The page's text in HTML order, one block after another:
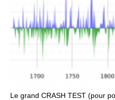
Le grand CRASH TEST (pour